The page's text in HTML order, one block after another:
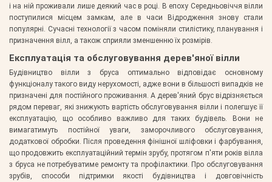
і на ній проживали лише деякий час в році. В епоху Середньовіччя вілли
поступилися місцем замкам, але в часи Відродження знову стали
популярні. Сучасні технології з часом поміняли стилістику, планування і
призначення вілл, а також сприяли зменшенню їх розмірів.
Експлуатація та обслуговування дерев'яної вілли
Будівництво вілли з бруса оптимально відповідає основному
функціоналу такого виду нерухомості, адже вони в більшості випадків не
призначені для постійного проживання. А дерев'яний брус відрізняється
рядом переваг, які знижують вартість обслуговування вілли і полегшує її
експлуатацію, що особливо важливо для таких будівель. Вони не
вимагатимуть постійної уваги, заморочливого обслуговування,
додаткової обробки. Після проведення фінішної шліфовки і фарбування,
що продовжить експлуатаційний термін зрубу, протягом п'яти років вілла
з бруса не потребуватиме ремонту та профілактики. Про обслуговування
зрубів, способи підтримки якості будівництва і довговічність